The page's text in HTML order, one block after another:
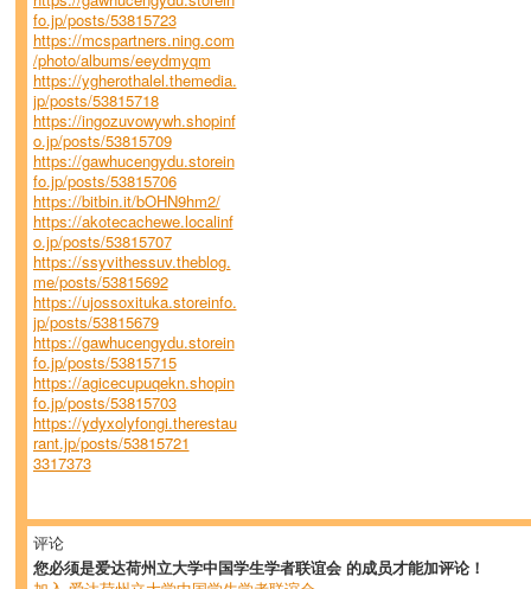
fo.jp/posts/53815723
https://mcspartners.ning.com
/photo/albums/eeydmyqm
https://ygherothalel.themedia.
jp/posts/53815718
https://ingozuvowywh.shopinf
o.jp/posts/53815709
https://gawhucengydu.storein
fo.jp/posts/53815706
https://bitbin.it/bOHN9hm2/
https://akotecachewe.localinf
o.jp/posts/53815707
https://ssyvithessuv.theblog.
me/posts/53815692
https://ujossoxituka.storeinfo.
jp/posts/53815679
https://gawhucengydu.storein
fo.jp/posts/53815715
https://agicecupuqekn.shopin
fo.jp/posts/53815703
https://ydyxolyfongi.therestau
rant.jp/posts/53815721
3317373
评论
您必须是爱达荷州立大学中国学生学者联谊会 的成员才能加评论！